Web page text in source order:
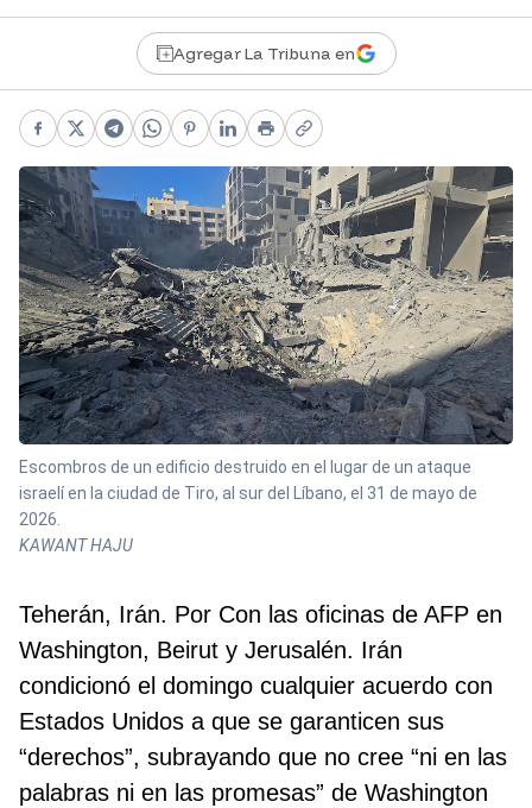
Agregar La Tribuna en
Facebook
X Telegram
WhatsApp
Pinterest
LinkedIn
PrintCopy link
Escombros de un edificio destruido en el lugar de un ataque
israelí en la ciudad de Tiro, al sur del Líbano, el 31 de mayo de
2026.
KAWANT HAJU
Teherán, Irán. Por Con las oficinas de AFP en
Washington, Beirut y Jerusalén. Irán
condicionó el domingo cualquier acuerdo con
Estados Unidos a que se garanticen sus
“derechos”, subrayando que no cree “ni en las
palabras ni en las promesas” de Washington